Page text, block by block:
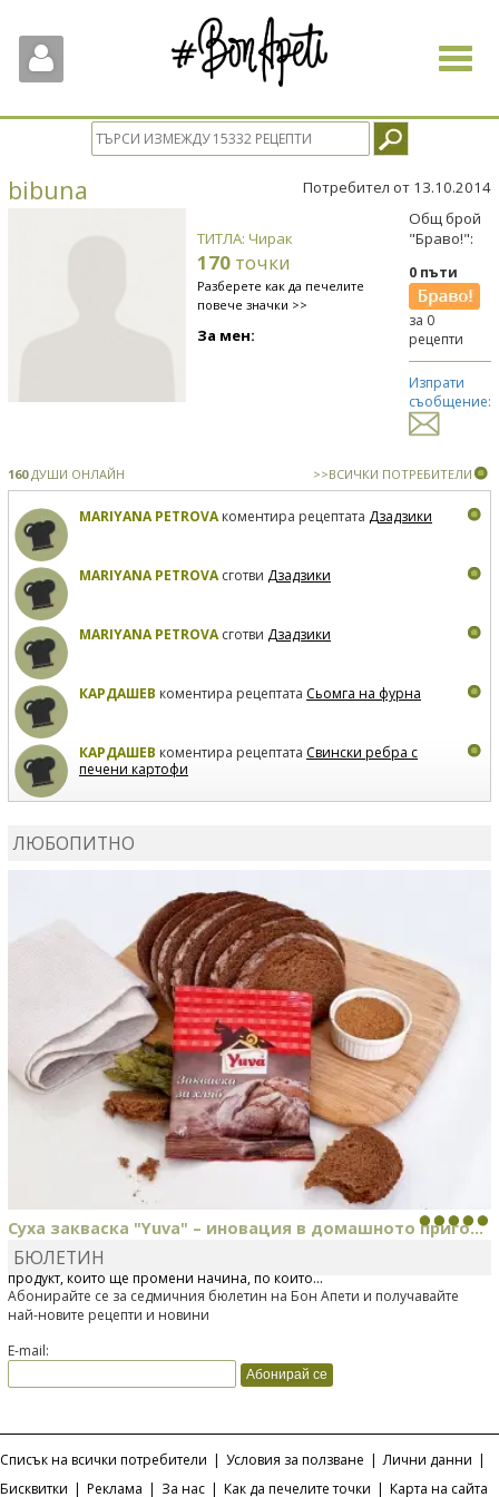
Toggle
bibuna Потребител от 13.10.2014
ТИТЛА: Чирак
170 точки
Разберете как да печелите
повече значки >>
За мен:
Общ брой
"Браво!":
0 пъти
за 0
рецепти
Изпрати
съобщение:
160ДУШИ ОНЛАЙН >>ВСИЧКИ ПОТРЕБИТЕЛИ
MARIYANA PETROVAкоментира рецептата Дзадзики
MARIYANA PETROVAсготви Дзадзики
MARIYANA PETROVAсготви Дзадзики
КАРДАШЕВ коментира рецептата Сьомга на фурна
КАРДАШЕВ коментира рецептата Свински ребра с
печени картофи
ЛЮБОПИТНО
Суха закваска "Yuva" – иновация в домашното приго...
Отскоро Лесафр България стартира предлагането на изцяло нов
продукт, който ще промени начина, по който...
БЮЛЕТИН
Абонирайте се за седмичния бюлетин на Бон Апети и получавайте
най-новите рецепти и новини
E-mail:
Списък на всички потребители | Условия за ползване | Лични данни |
Бисквитки | Реклама | За нас | Как да печелите точки | Карта на сайта